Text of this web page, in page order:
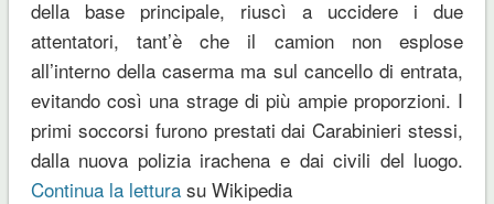
della base principale, riuscì a uccidere i due
attentatori, tant’è che il camion non esplose
all’interno della caserma ma sul cancello di entrata,
evitando così una strage di più ampie proporzioni. I
primi soccorsi furono prestati dai Carabinieri stessi,
dalla nuova polizia irachena e dai civili del luogo.
Continua la letturasu Wikipedia